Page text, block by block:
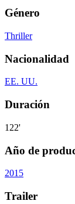
Género
Thriller
Nacionalidad
EE. UU.
Duración
122'
Año de
2015
Trailer